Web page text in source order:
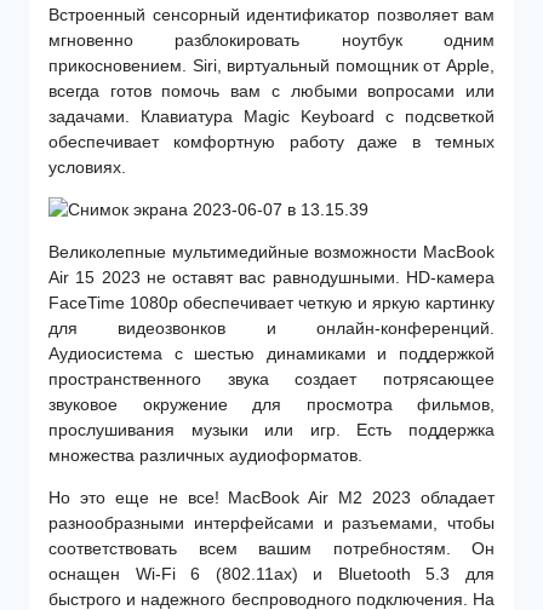
Встроенный сенсорный идентификатор позволяет вам
мгновенно разблокировать ноутбук одним
прикосновением. Siri, виртуальный помощник от Apple,
всегда готов помочь вам с любыми вопросами или
задачами. Клавиатура Magic Keyboard с подсветкой
обеспечивает комфортную работу даже в темных
условиях.
Великолепные мультимедийные возможности MacBook
Air 15 2023 не оставят вас равнодушными. HD-камера
FaceTime 1080p обеспечивает четкую и яркую картинку
для видеозвонков и онлайн-конференций.
Аудиосистема с шестью динамиками и поддержкой
пространственного звука создает потрясающее
звуковое окружение для просмотра фильмов,
прослушивания музыки или игр. Есть поддержка
множества различных аудиоформатов.
Но это еще не все! MacBook Air M2 2023 обладает
разнообразными интерфейсами и разъемами, чтобы
соответствовать всем вашим потребностям. Он
оснащен Wi-Fi 6 (802.11ax) и Bluetooth 5.3 для
быстрого и надежного беспроводного подключения. На